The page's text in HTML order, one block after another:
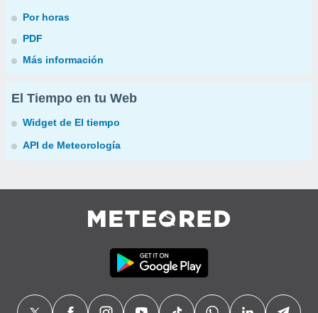
Por horas
PDF
Más información
El Tiempo en tu Web
Widget de El tiempo
API de Meteorología